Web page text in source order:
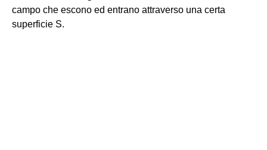
campo che escono ed entrano attraverso una certa
superficie S.